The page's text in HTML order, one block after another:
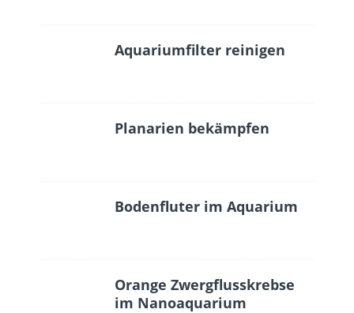
Aquariumfilter reinigen
Planarien bekämpfen
Bodenfluter im Aquarium
Orange Zwergflusskrebse
im Nanoaquarium